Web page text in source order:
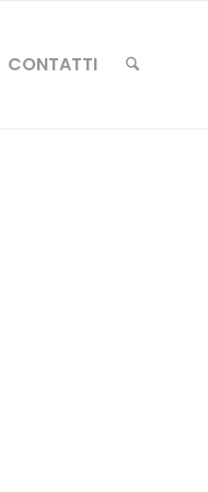
CONTATTI